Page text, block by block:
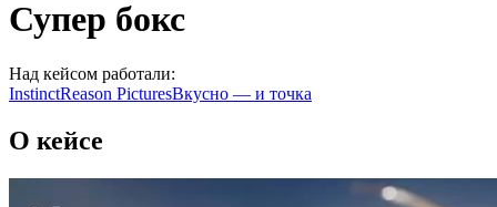
Супер бокс
Над кейсом работали:
InstinctReason PicturesВкусно — и точка
О кейсе